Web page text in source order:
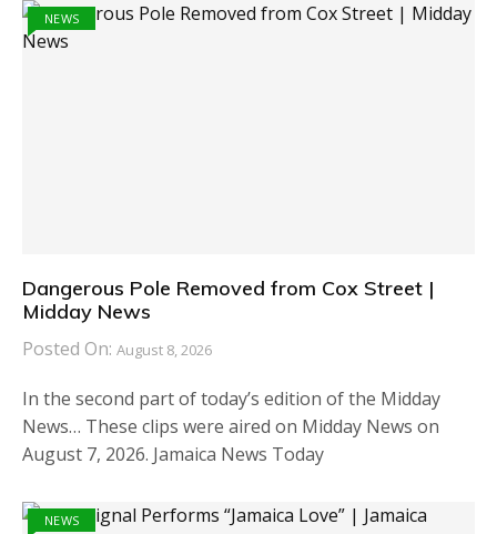
NEWS
Dangerous Pole Removed from Cox Street |
Midday News
Posted On: August 8, 2026
In the second part of today’s edition of the Midday
News… These clips were aired on Midday News on
August 7, 2026. Jamaica News Today
NEWS